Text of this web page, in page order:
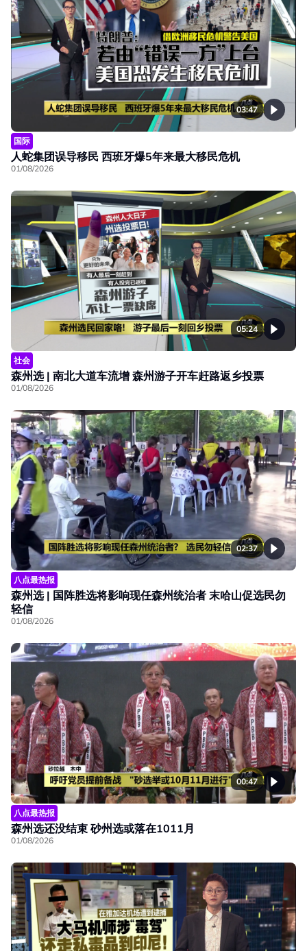
03:47
国际
人蛇集团误导移民 西班牙爆5年来最大移民危机
01/08/2026
05:24
社会
森州选 | 南北大道车流增 森州游子开车赶路返乡投票
01/08/2026
02:37
八点最热报
森州选 | 国阵胜选将影响现任森州统治者 末哈山促选民勿
轻信
01/08/2026
00:47
八点最热报
森州选还没结束 砂州选或落在1011月
01/08/2026